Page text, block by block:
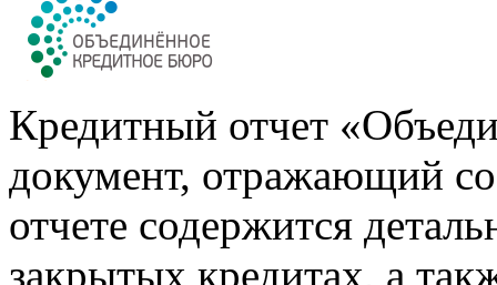
Кредитный отчет
документ, отражающий
отчете содержится
закрытых кредитах, а